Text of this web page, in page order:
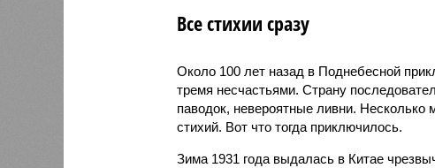
Все стихии сразу
Около 100 лет назад в Поднебесной
тремя несчастьями. Страну
паводок, невероятные ливни. Несколько
стихий. Вот что тогда приключилось.
Зима 1931 года выдалась в Китае